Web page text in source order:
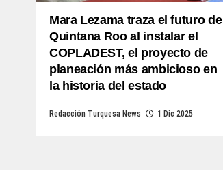
Mara Lezama traza el futuro de
Quintana Roo al instalar el
COPLADEST, el proyecto de
planeación más ambicioso en
la historia del estado
Redacción Turquesa News 1 Dic 2025